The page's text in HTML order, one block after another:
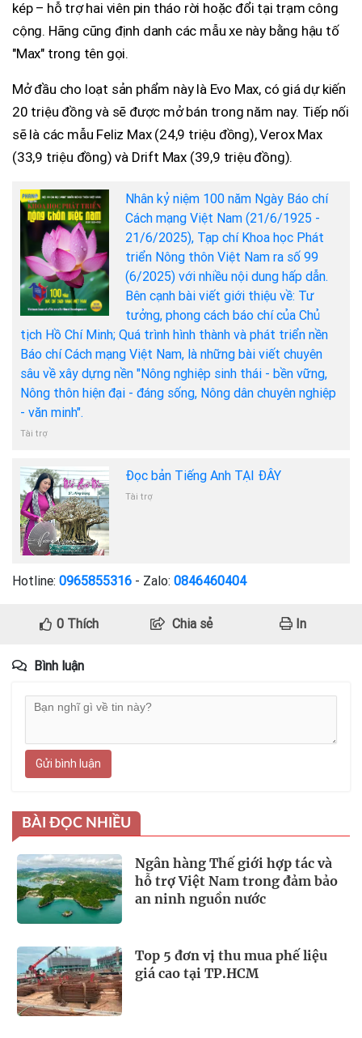
kép – hỗ trợ hai viên pin tháo rời hoặc đổi tại trạm công
cộng. Hãng cũng định danh các mẫu xe này bằng hậu tố
"Max" trong tên gọi.
Mở đầu cho loạt sản phẩm này là Evo Max, có giá dự kiến
20 triệu đồng và sẽ được mở bán trong năm nay. Tiếp nối
sẽ là các mẫu Feliz Max (24,9 triệu đồng), Verox Max
(33,9 triệu đồng) và Drift Max (39,9 triệu đồng).
Nhân kỷ niệm 100 năm Ngày Báo chí
Cách mạng Việt Nam (21/6/1925 -
21/6/2025), Tạp chí Khoa học Phát
triển Nông thôn Việt Nam ra số 99
(6/2025) với nhiều nội dung hấp dẫn.
Bên cạnh bài viết giới thiệu về: Tư
tưởng, phong cách báo chí của Chủ
tịch Hồ Chí Minh; Quá trình hình thành và phát triển nền
Báo chí Cách mạng Việt Nam, là những bài viết chuyên
sâu về xây dựng nền "Nông nghiệp sinh thái - bền vững,
Nông thôn hiện đại - đáng sống, Nông dân chuyên nghiệp
- văn minh".
Tài trợ
Đọc bản Tiếng Anh TẠI ĐÂY
Tài trợ
Hotline: 0965855316 - Zalo: 0846460404
0Thích Chia sẻ In
Bình luận
Gửi bình luận
BÀI ĐỌC NHIỀU
Ngân hàng Thế giới hợp tác và
hỗ trợ Việt Nam trong đảm bảo
an ninh nguồn nước
Top 5 đơn vị thu mua phế liệu
giá cao tại TP.HCM